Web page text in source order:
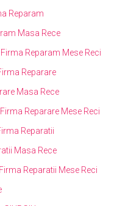
Reparam
Masa Rece
Firma Reparam Mese Reci
Reparare
Masa Rece
Firma Reparare Mese Reci
Reparatii
Masa Rece
Firma Reparatii Mese Reci